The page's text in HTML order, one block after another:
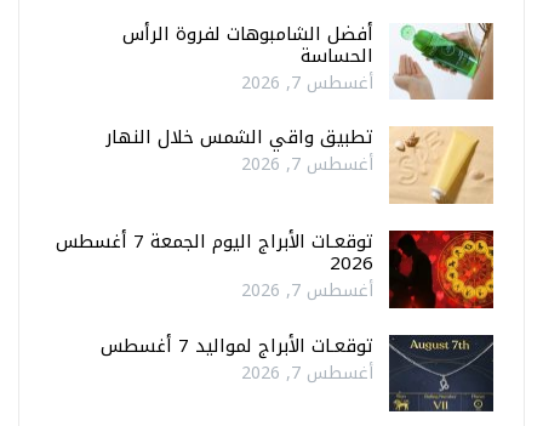
أفضل الشامبوهات لفروة الرأس
الحساسة
أغسطس 7, 2026
تطبيق واقي الشمس خلال النهار
أغسطس 7, 2026
توقعـات الأبراج اليوم الجمعة 7 أغسطس
2026
أغسطس 7, 2026
توقعـات الأبراج لمواليد 7 أغسطس
أغسطس 7, 2026